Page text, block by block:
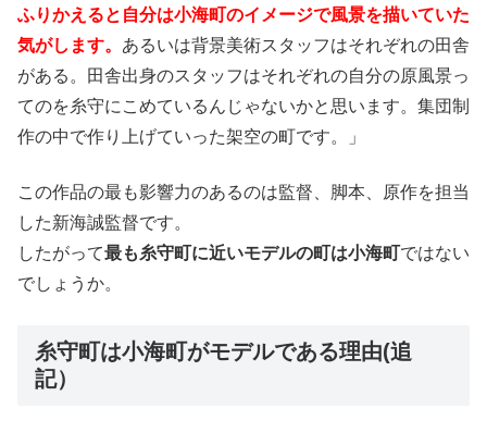
ふりかえると自分は小海町のイメージで風景を描いていた
気がします。 あるいは背景美術スタッフはそれぞれの田舎
がある。田舎出身のスタッフはそれぞれの自分の原風景っ
てのを糸守にこめているんじゃないかと思います。集団制
作の中で作り上げていった架空の町です。」
この作品の最も影響力のあるのは監督、脚本、原作を担当
した新海誠監督です。
したがって最も糸守町に近いモデルの町は小海町ではない
でしょうか。
糸守町は小海町がモデルである理由(追
記）